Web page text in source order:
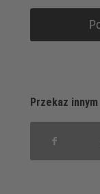
Przekaz innym